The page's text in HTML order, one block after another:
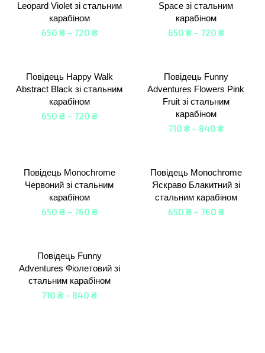
Leopard Violet зі стальним
карабіном
650 ₴– 720 ₴
Space зі стальним
карабіном
650 ₴– 720 ₴
Повідець Happy Walk
Abstract Black зі стальним
карабіном
650 ₴– 720 ₴
Повідець Funny
Adventures Flowers Pink
Fruit зі стальним
карабіном
710 ₴ – 840 ₴
Повідець Monochrome
Червоний зі стальним
карабіном
650 ₴– 760 ₴
Повідець Monochrome
Яскраво Блакитний зі
стальним карабіном
650 ₴– 760 ₴
Повідець Funny
Adventures Фіолетовий зі
стальним карабіном
710 ₴ – 840 ₴